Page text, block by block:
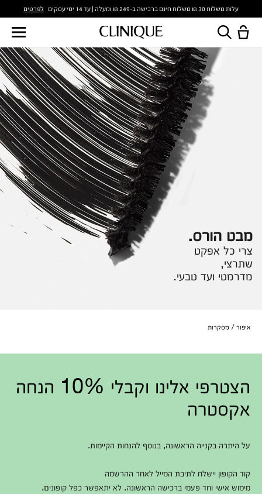
עלות משלוח 30 ₪ משלוח חינם ברכישה ב-249 ₪ ומעלה | עד 14 ימי עסקים לפרטים
מבט הורס.
צרי כל אפקט
שתרצי,
מדרמטי ועד טבעי.
איפור מסקרות
הצטרפי אלינו וקבלי 10% הנחה
אקסטרה
על היתרה בקנייה הראשונה, בנוסף להנחות הקיימות.
קוד הקופון יישלח לתיבת המייל לאחר ההרשמה
מימוש אישי וחד פעמי ברכישה הראשונה. לא יתאפשר כפל קופונים.